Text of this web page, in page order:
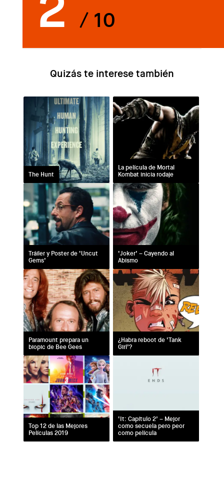
/ 10
Quizás te interese
The Hunt
La película de Mortal
Kombat inicia rodaje
Tráiler y Poster de ‘Uncut
Gems’
‘Joker’ – Cayendo al
Abismo
Paramount prepara un
biopic de Bee Gees
¿Habra reboot de ‘Tank
Girl’?
Top 12 de las Mejores
Películas 2019
‘It: Capítulo 2’ – Mejor
como secuela pero peor
como película